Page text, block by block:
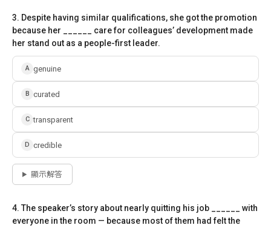
3. Despite having similar qualifications, she got the promotion
because her ______ care for colleagues’ development made
her stand out as a people-first leader.
A genuine
B curated
C transparent
D credible
顯示解答
4. The speaker’s story about nearly quitting his job ______ with
everyone in the room — because most of them had felt the